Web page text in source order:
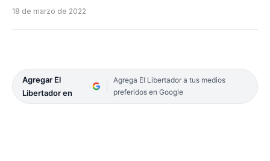
18 de marzo de 2022
Agregar El
Libertador en
Agrega El Libertador a tus medios
preferidos en Google